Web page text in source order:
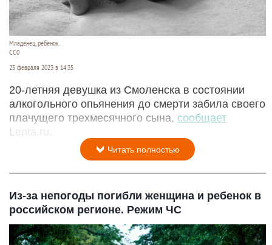
Младенец, ребенок.
CC0
25 февраля 2023 в 14:35
20-летняя девушка из Смоленска в состоянии
алкогольного опьянения до смерти забила своего
плачущего трехмесячного сына, сообщает
Lenta.ru.
Читать полностью
Из-за непогоды погибли женщина и ребенок в
российском регионе. Режим ЧС